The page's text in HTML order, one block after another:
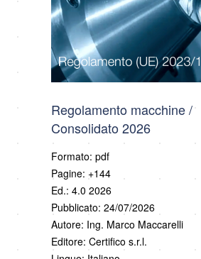
Regolamento macchine /
Consolidato 2026
Formato: pdf
Pagine: +144
Ed.: 4.0 2026
Pubblicato: 24/07/2026
Autore: Ing. Marco Maccarelli
Editore: Certifico s.r.l.